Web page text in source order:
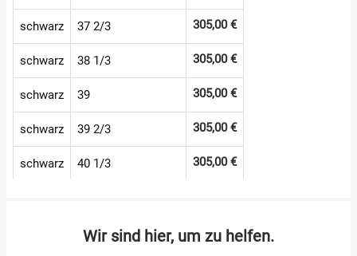
schwarz 37 2/3 305,00 €
schwarz 38 1/3 305,00 €
schwarz 39 305,00 €
schwarz 39 2/3 305,00 €
schwarz 40 1/3 305,00 €
41 2/3 305,00 €
Wir sind hier, um zu helfen.